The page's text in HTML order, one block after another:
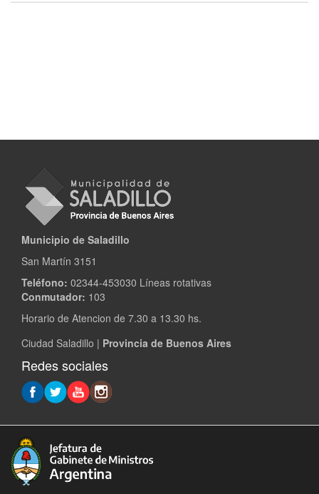
Municipio de Saladillo
San Martín 3151
Teléfono: 02344-453030 Líneas rotativas
Conmutador: 103
Horario de Atencion de 7.30 a 13.30 hs.
Ciudad Saladillo | Provincia de Buenos Aires
Redes sociales